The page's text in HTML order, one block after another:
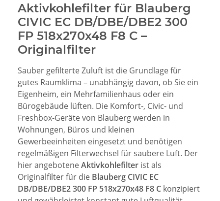
Aktivkohlefilter für Blauberg
CIVIC EC DB/DBE/DBE2 300
FP 518x270x48 F8 C –
Originalfilter
Sauber gefilterte Zuluft ist die Grundlage für
gutes Raumklima – unabhängig davon, ob Sie ein
Eigenheim, ein Mehrfamilienhaus oder ein
Bürogebäude lüften. Die Komfort-, Civic- und
Freshbox-Geräte von Blauberg werden in
Wohnungen, Büros und kleinen
Gewerbeeinheiten eingesetzt und benötigen
regelmäßigen Filterwechsel für saubere Luft. Der
hier angeboteneAktivkohlefilter ist als
Originalfilter für die Blauberg CIVIC EC
DB/DBE/DBE2 300 FP 518x270x48 F8 C konzipiert